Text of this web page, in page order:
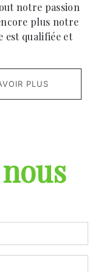
notre passion
plus notre
est qualifiée et
PLUS